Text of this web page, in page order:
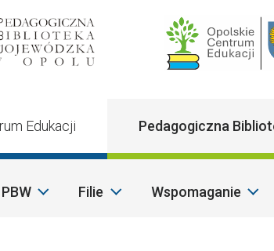
Edukacji Pedagogiczna
PBW Filie Wspomaganie